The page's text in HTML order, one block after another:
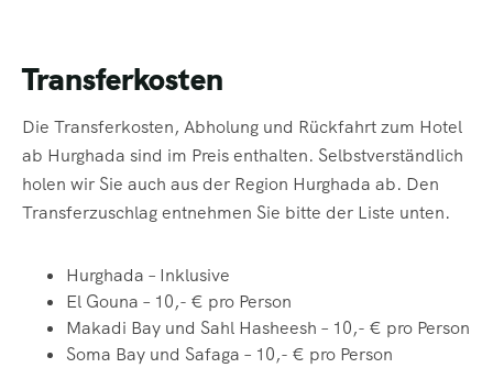
Transferkosten
Die Transferkosten, Abholung und Rückfahrt zum Hotel
ab Hurghada sind im Preis enthalten. Selbstverständlich
holen wir Sie auch aus der Region Hurghada ab. Den
Transferzuschlag entnehmen Sie bitte der Liste unten.
Hurghada – Inklusive
El Gouna – 10,- € pro Person
Makadi Bay und Sahl Hasheesh – 10,- € pro Person
Soma Bay und Safaga – 10,- € pro Person